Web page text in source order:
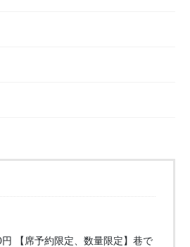
【席予約限定、数量限定】巷で